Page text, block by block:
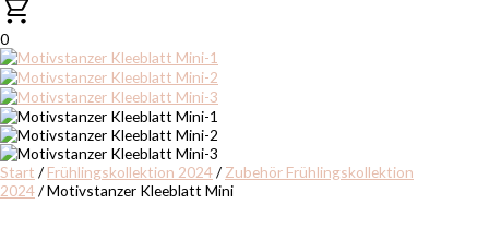
0
Start / Frühlingskollektion 2024/ Zubehör Frühlingskollektion
2024/ Motivstanzer Kleeblatt Mini